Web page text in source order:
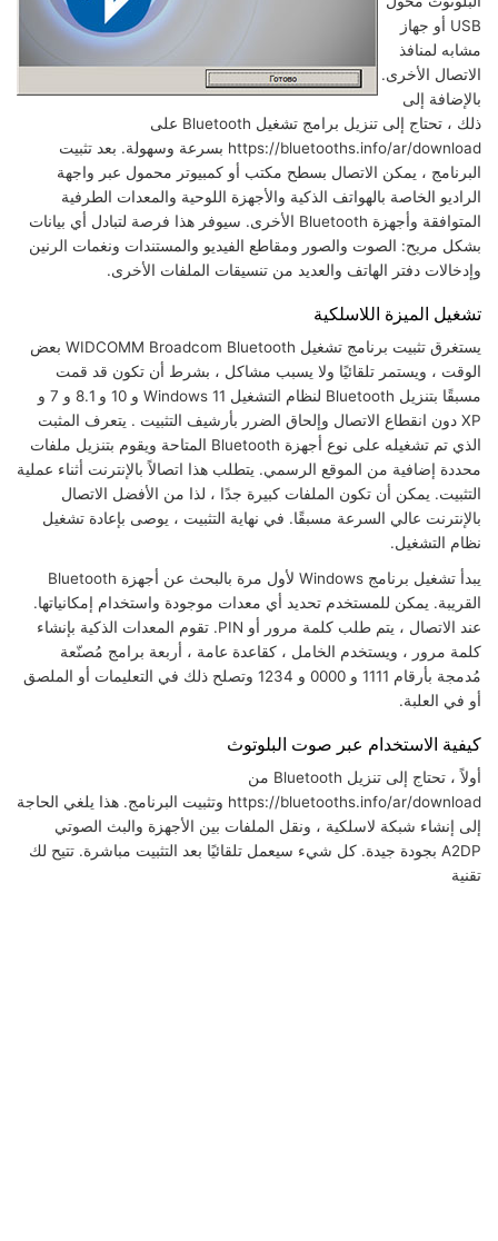
USB أو جهاز
مشابه لمنافذ
الاتصال الأخرى.
بالإضافة إلى
ذلك ، تحتاج إلى تنزيل برامج تشغيل Bluetooth على
https://bluetooths.info/ar/download بسرعة وسهولة. بعد تثبيت
البرنامج ، يمكن الاتصال بسطح مكتب أو كمبيوتر محمول عبر واجهة
الراديو الخاصة بالهواتف الذكية والأجهزة اللوحية والمعدات الطرفية
المتوافقة وأجهزة Bluetooth الأخرى. سيوفر هذا فرصة لتبادل أي بيانات
بشكل مريح: الصوت والصور ومقاطع الفيديو والمستندات ونغمات الرنين
وإدخالات دفتر الهاتف والعديد من تنسيقات الملفات الأخرى.
تشغيل الميزة اللاسلكية
يستغرق تثبيت برنامج تشغيل WIDCOMM Broadcom Bluetooth بعض
الوقت ، ويستمر تلقائيًا ولا يسبب مشاكل ، بشرط أن تكون قد قمت
مسبقًا بتنزيل Bluetooth لنظام التشغيل Windows 11 و 10 و 8.1 و 7 و
XP دون انقطاع الاتصال وإلحاق الضرر بأرشيف التثبيت . يتعرف المثبت
الذي تم تشغيله على نوع أجهزة Bluetooth المتاحة ويقوم بتنزيل ملفات
محددة إضافية من الموقع الرسمي. يتطلب هذا اتصالاً بالإنترنت أثناء عملية
التثبيت. يمكن أن تكون الملفات كبيرة جدًا ، لذا من الأفضل الاتصال
بالإنترنت عالي السرعة مسبقًا. في نهاية التثبيت ، يوصى بإعادة تشغيل
نظام التشغيل.
يبدأ تشغيل برنامج Windows لأول مرة بالبحث عن أجهزة Bluetooth
القريبة. يمكن للمستخدم تحديد أي معدات موجودة واستخدام إمكانياتها.
عند الاتصال ، يتم طلب كلمة مرور أو PIN. تقوم المعدات الذكية بإنشاء
كلمة مرور ، ويستخدم الخامل ، كقاعدة عامة ، أربعة برامج مُصنّعة
مُدمجة بأرقام 1111 و 0000 و 1234 وتصلح ذلك في التعليمات أو الملصق
أو في العلبة.
كيفية الاستخدام عبر صوت البلوتوث
أولاً ، تحتاج إلى تنزيل Bluetooth من
https://bluetooths.info/ar/download وتثبيت البرنامج. هذا يلغي الحاجة
إلى إنشاء شبكة لاسلكية ، ونقل الملفات بين الأجهزة والبث الصوتي
A2DP بجودة جيدة. كل شيء سيعمل تلقائيًا بعد التثبيت مباشرة. تتيح لك
تقنية